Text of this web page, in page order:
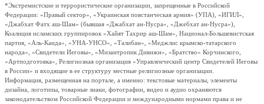
*Экстремистские и террористические организации, запрещенные в Российской
Федерации: «Правый сектор», «Украинская повстанческая армия» (УПА), «ИГИЛ»,
«Джабхат Фатх аш-Шам» (бывшая «Джабхат ан-Нусра», «Джебхат ан-Нусра»),
Коалиция исламских группировок «Хайят Тахрир аш-Шам», Национал-Большевистская
партия, «Аль-Каида», «УНА-УНСО», «Талибан», «Меджлис крымско-татарского
народа», «Свидетели Иеговы», «Мизантропик Дивижн», «Братство» Корчинского,
«Артподготовка», Религиозная организация «Управленческий центр Свидетелей Иеговы
в России» и входящие в ее структуру местные религиозные организации.
Информация, размещенная на портале, а именно: текстовые материалы, элементы
дизайна, логотипы, товарные знаки, фотографии, видео и аудио охраняются
законодательством Российской Федерации и международными нормами права и не